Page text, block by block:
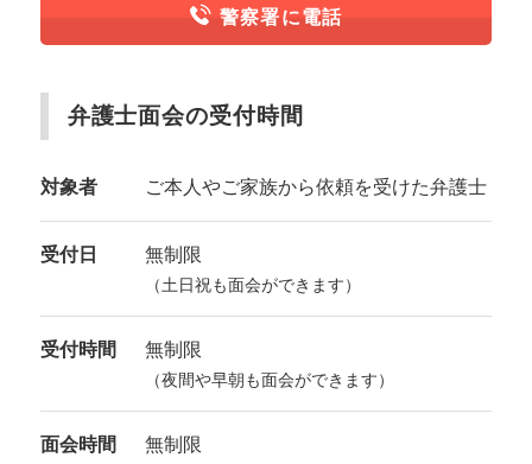
警察署に電話
弁護士面会の受付時間
対象者 ご本人やご家族から依頼を受けた弁護士
受付日 無制限
（土日祝も面会ができます）
受付時間 無制限
（夜間や早朝も面会ができます）
面会時間 無制限